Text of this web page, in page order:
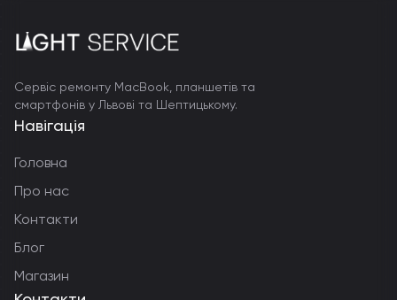
Сервіс ремонту MacBook, планшетів та
смартфонів у Львові та Шептицькому.
Навігація
Головна
Про нас
Контакти
Блог
Магазин